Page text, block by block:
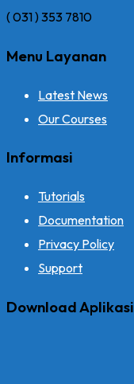
( 031 ) 353 7810
Menu Layanan
Latest News
Our Courses
Informasi
Tutorials
Documentation
Privacy Policy
Support
Download Aplikasi